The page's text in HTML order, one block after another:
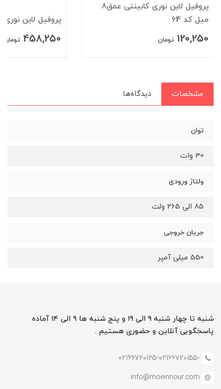
پروفیل لاین نوری کابینتی عمق8
میل کد 64
120,250 تومان
پروفیل لاین نوری
458,250 تومان
مشخصات دیدگاه‌ها
توان
30 وات
ولتاژ ورودی
85 الی 265 ولت
جریان خروجی
550 میلی آمپر
شنبه تا چهار شنبه ۹ الی ۱۹ و پنج شنبه ها ۹ الی ۱۴ آماده
پاسخگویی آنلاین و حضوری هستیم .
-02166720125-02166720155
info@moeinnour.com